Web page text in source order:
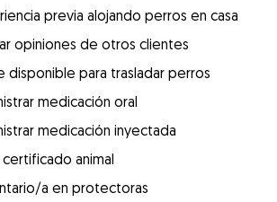
previa alojando perros en casa
opiniones de otros clientes
disponible para trasladar perros
medicación oral
medicación inyectada
animal
a en protectoras